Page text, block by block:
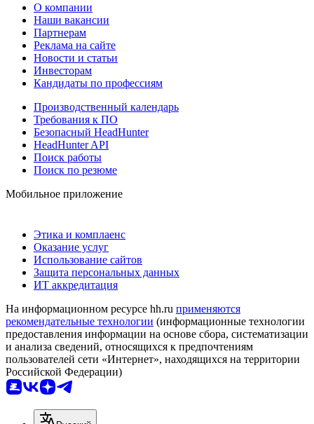
О компании
Наши вакансии
Партнерам
Реклама на сайте
Новости и статьи
Инвесторам
Кандидаты по профессиям
Производственный календарь
Требования к ПО
Безопасный HeadHunter
HeadHunter API
Поиск работы
Поиск по резюме
Мобильное приложение
Этика и комплаенс
Оказание услуг
Использование сайтов
Защита персональных данных
ИТ аккредитация
На информационном ресурсе hh.ru применяются
рекомендательные технологии (информационные технологии
предоставления информации на основе сбора, систематизации
и анализа сведений, относящихся к предпочтениям
пользователей сети «Интернет», находящихся на территории
Российской Федерации)